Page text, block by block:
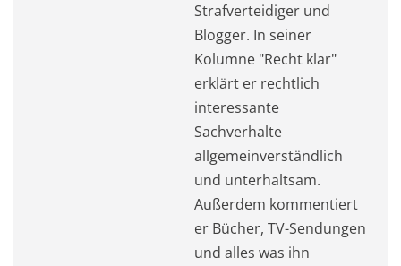
Strafverteidiger und
Blogger. In seiner
Kolumne "Recht klar"
erklärt er rechtlich
interessante
Sachverhalte
allgemeinverständlich
und unterhaltsam.
Außerdem kommentiert
er Bücher, TV-Sendungen
und alles was ihn